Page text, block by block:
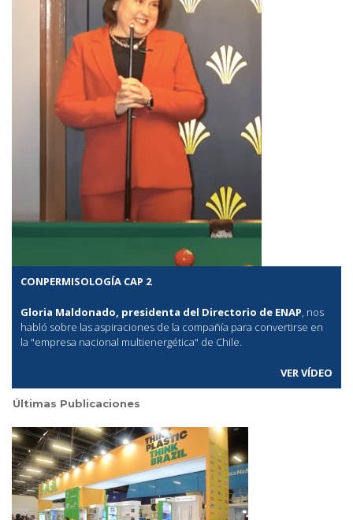
CONPERMISOLOGÍA CAP 2
Gloria Maldonado, presidenta del Directorio de ENAP , nos
habló sobre las aspiraciones de la compañía para convertirse en
la "empresa nacional multienergética" de Chile.
VER VÍDEO
Últimas Publicaciones